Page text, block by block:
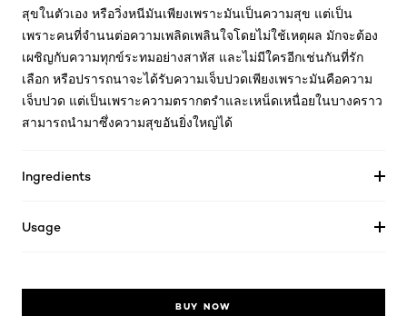
สุขในตัวเอง หรือวิ่งหนีมันเพียงเพราะมันเป็นความสุข แต่เป็น
เพราะคนที่จำนนต่อความเพลิดเพลินใจโดยไม่ใช้เหตุผล มักจะต้อง
เผชิญกับความทุกข์ระทมอย่างสาหัส และไม่มีใครอีกเช่นกันที่รัก
เลือก หรือปรารถนาจะได้รับความเจ็บปวดเพียงเพราะมันคือความ
เจ็บปวด แต่เป็นเพราะความตรากตรำและเหน็ดเหนื่อยในบางคราว
สามารถนำมาซึ่งความสุขอันยิ่งใหญ่ได้
Ingredients
Usage
BUY NOW